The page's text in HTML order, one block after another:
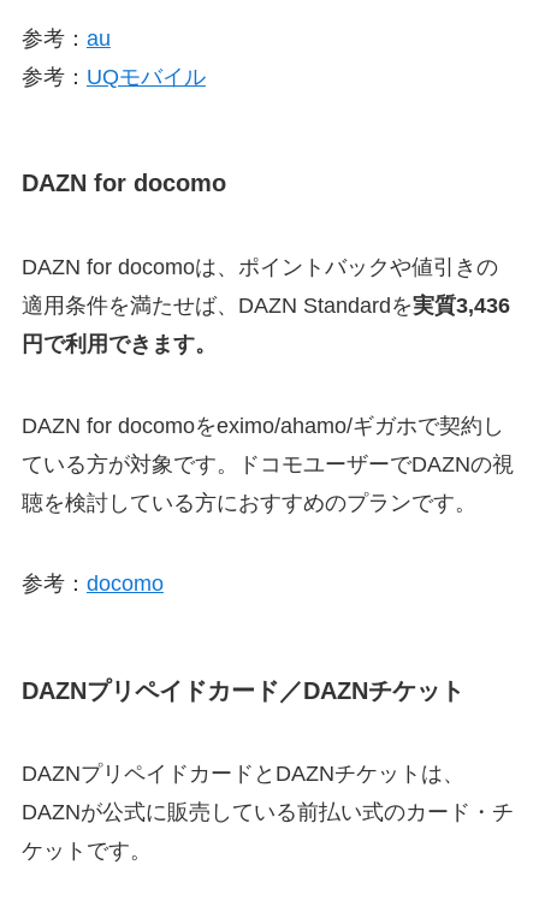
参考： au
参考： UQモバイル
DAZN for docomo
DAZN for docomoは、ポイントバックや値引きの
適用条件を満たせば、DAZN Standardを実質3,436
円で利用できます。
DAZN for docomoをeximo/ahamo/ギガホで契約し
ている方が対象です。ドコモユーザーでDAZNの視
聴を検討している方におすすめのプランです。
参考： docomo
DAZNプリペイドカード／DAZNチケット
DAZNプリペイドカードとDAZNチケットは、
DAZNが公式に販売している前払い式のカード・チ
ケットです。